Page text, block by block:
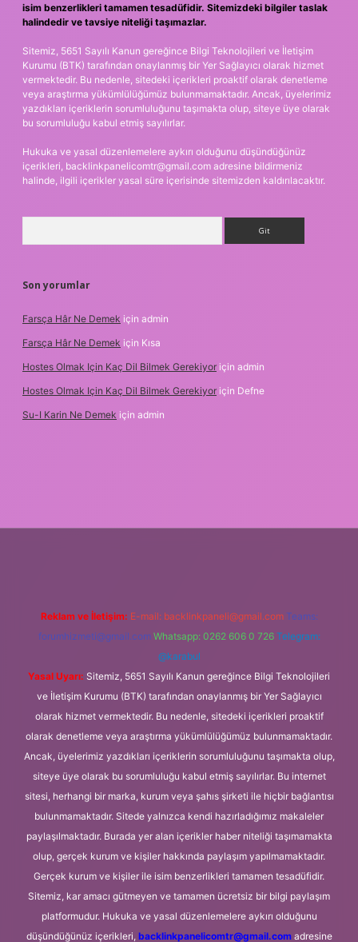
isim benzerlikleri tamamen tesadüfidir. Sitemizdeki bilgiler taslak
halindedir ve tavsiye niteliği taşımazlar.
Sitemiz, 5651 Sayılı Kanun gereğince Bilgi Teknolojileri ve İletişim
Kurumu (BTK) tarafından onaylanmış bir Yer Sağlayıcı olarak hizmet
vermektedir. Bu nedenle, sitedeki içerikleri proaktif olarak denetleme
veya araştırma yükümlülüğümüz bulunmamaktadır. Ancak, üyelerimiz
yazdıkları içeriklerin sorumluluğunu taşımakta olup, siteye üye olarak
bu sorumluluğu kabul etmiş sayılırlar.
Hukuka ve yasal düzenlemelere aykırı olduğunu düşündüğünüz
içerikleri, backlinkpanelicomtr@gmail.com adresine bildirmeniz
halinde, ilgili içerikler yasal süre içerisinde sitemizden kaldırılacaktır.
Son yorumlar
Farsça Hâr Ne Demek için admin
Farsça Hâr Ne Demek için Kısa
Hostes Olmak Için Kaç Dil Bilmek Gerekiyor için admin
Hostes Olmak Için Kaç Dil Bilmek Gerekiyor için Defne
Su-I Karin Ne Demek için admin
Reklam ve İletişim: E-mail: backlinkpaneli@gmail.com Teams:
forumhizmeti@gmail.com Whatsapp: 0262 606 0 726 Telegram:
@karabul
Yasal Uyarı: Sitemiz, 5651 Sayılı Kanun gereğince Bilgi Teknolojileri
ve İletişim Kurumu (BTK) tarafından onaylanmış bir Yer Sağlayıcı
olarak hizmet vermektedir. Bu nedenle, sitedeki içerikleri proaktif
olarak denetleme veya araştırma yükümlülüğümüz bulunmamaktadır.
Ancak, üyelerimiz yazdıkları içeriklerin sorumluluğunu taşımakta olup,
siteye üye olarak bu sorumluluğu kabul etmiş sayılırlar. Bu internet
sitesi, herhangi bir marka, kurum veya şahıs şirketi ile hiçbir bağlantısı
bulunmamaktadır. Sitede yalnızca kendi hazırladığımız makaleler
paylaşılmaktadır. Burada yer alan içerikler haber niteliği taşımamakta
olup, gerçek kurum ve kişiler hakkında paylaşım yapılmamaktadır.
Gerçek kurum ve kişiler ile isim benzerlikleri tamamen tesadüfidir.
Sitemiz, kar amacı gütmeyen ve tamamen ücretsiz bir bilgi paylaşım
platformudur. Hukuka ve yasal düzenlemelere aykırı olduğunu
düşündüğünüz içerikleri, backlinkpanelicomtr@gmail.comadresine